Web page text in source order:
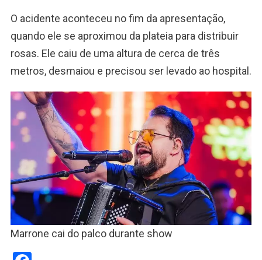
O acidente aconteceu no fim da apresentação,
quando ele se aproximou da plateia para distribuir
rosas. Ele caiu de uma altura de cerca de três
metros, desmaiou e precisou ser levado ao hospital.
Marrone cai do palco durante show